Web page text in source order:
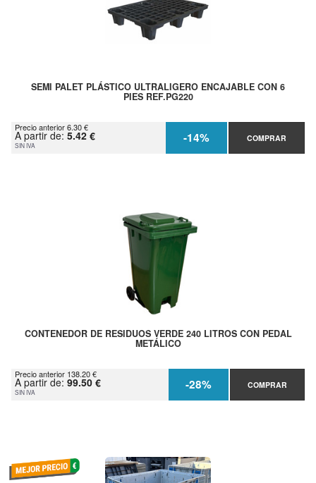
SEMI PALET PLÁSTICO ULTRALIGERO ENCAJABLE CON 6
PIES REF.PG220
Precio anterior 6.30 €
A partir de: 5.42 €
SIN IVA -14% COMPRAR
CONTENEDOR DE RESIDUOS VERDE 240 LITROS CON PEDAL
METÁLICO
Precio anterior 138.20 €
A partir de: 99.50 €
SIN IVA -28% COMPRAR